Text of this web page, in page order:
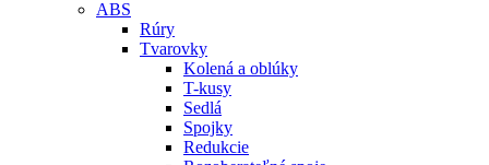
ABS
Rúry
Tvarovky
Kolená a oblúky
T-kusy
Sedlá
Spojky
Redukcie